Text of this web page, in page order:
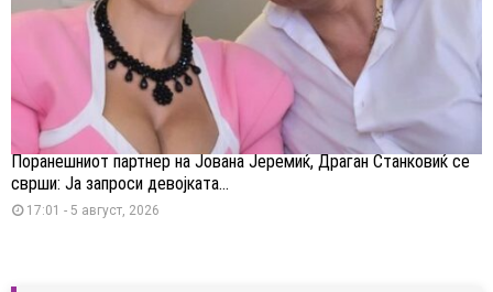
Поранешниот партнер на Јована Јеремиќ, Драган Станковиќ се
сврши: Ја запроси девојката...
17:01 - 5 август, 2026